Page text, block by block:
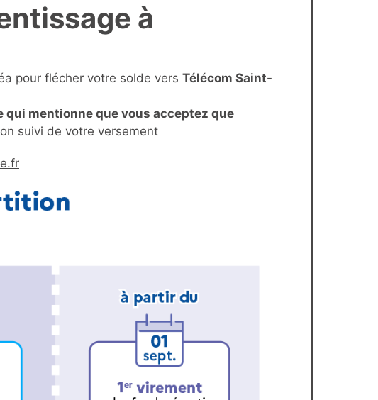
à
pour flécher votre solde vers Télécom Saint-
qui mentionne que vous acceptez que
suivi de votre versement